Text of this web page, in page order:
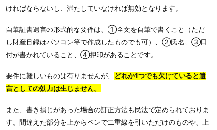
ければならないし、満たしていなければ無効となります。
自筆証書遺言の形式的な要件は、①全文を自筆で書くこと（ただ
し財産目録はパソコン等で作成したものでも可）、②氏名、③日
付が書かれていること、④押印があることです。
要件に難しいものは有りませんが、
どれか1つでも欠けていると遺
言としての効力は生じません。
また、書き損じがあった場合の訂正方法も民法で定められておりま
す。間違えた部分を上からペンで二重線を引いただけのものや、上